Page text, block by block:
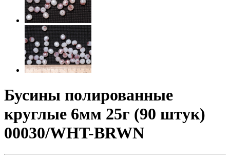
Бусины полированные
круглые 6мм 25г (90 штук)
00030/WHT-BRWN